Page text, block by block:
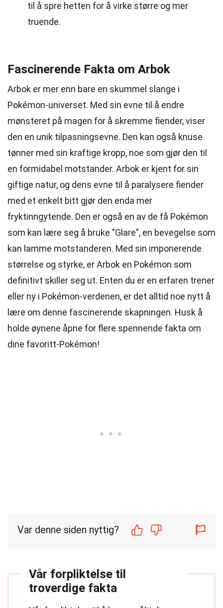
til å spre hetten for å virke større og mer
truende.
Fascinerende Fakta om Arbok
Arbok er mer enn bare en skummel slange i
Pokémon-universet. Med sin evne til å endre
mønsteret på magen for å skremme fiender, viser
den en unik tilpasningsevne. Den kan også knuse
tønner med sin kraftige kropp, noe som gjør den til
en formidabel motstander. Arbok er kjent for sin
giftige natur, og dens evne til å paralysere fiender
med et enkelt bitt gjør den enda mer
fryktinngytende. Den er også en av de få Pokémon
som kan lære seg å bruke "Glare", en bevegelse som
kan lamme motstanderen. Med sin imponerende
størrelse og styrke, er Arbok en Pokémon som
definitivt skiller seg ut. Enten du er en erfaren trener
eller ny i Pokémon-verdenen, er det alltid noe nytt å
lære om denne fascinerende skapningen. Husk å
holde øynene åpne for flere spennende fakta om
dine favoritt-Pokémon!
Var denne siden nyttig?
Vår forpliktelse til
troverdige fakta